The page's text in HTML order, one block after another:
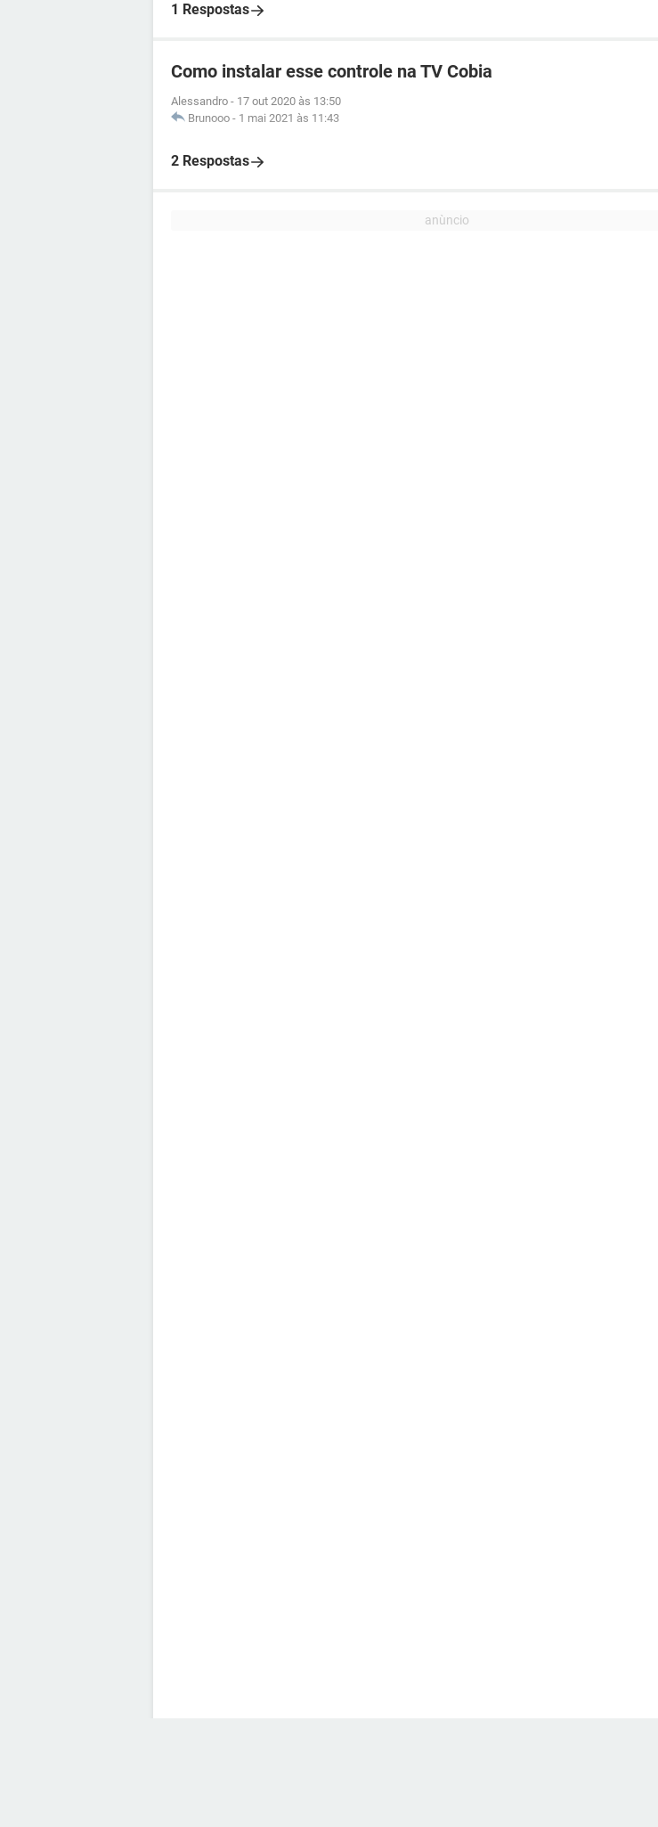
1 Respostas
Como instalar esse controle na TV Cobia
Alessandro - 17 out 2020 às 13:50
Brunooo - 1 mai 2021 às 11:43
2 Respostas